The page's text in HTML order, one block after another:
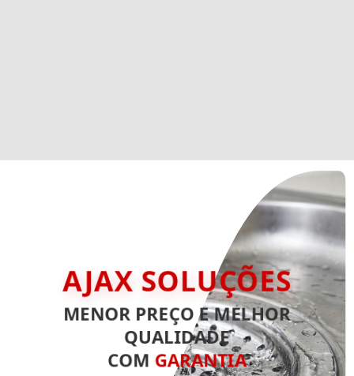
AJAX SOLUÇÕES
MENOR PREÇO E MELHOR
QUALIDADE
COM GARANTIA